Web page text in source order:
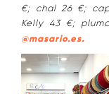
€; chal 26 €;
Kelly 43 €;
@masario.es.